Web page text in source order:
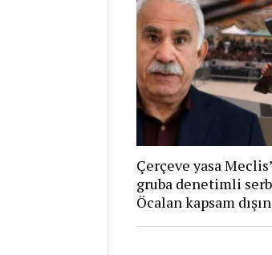
Çerçeve yasa
gruba denetimli
Öcalan kapsam